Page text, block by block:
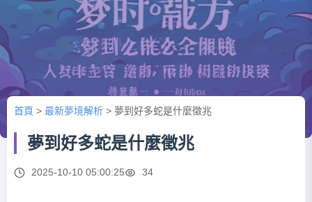
首頁 > 最新夢境解析 > 夢到好多蛇是什麼徵兆
夢到好多蛇是什麼徵兆
2025-10-10 05:00:25 34